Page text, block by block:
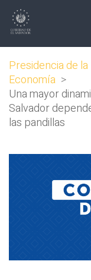
Presidencia de
Economía >
Una mayor
Salvador
las pandillas